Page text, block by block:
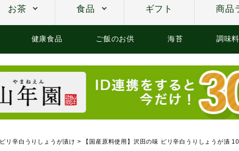
お茶 食品 ギフト 商品
健康食品 ご飯のお供 海苔 調味料
ピリ辛白うりしょうが漬け 【国産原料使用】沢田の味 ピリ辛白うりしょうが漬